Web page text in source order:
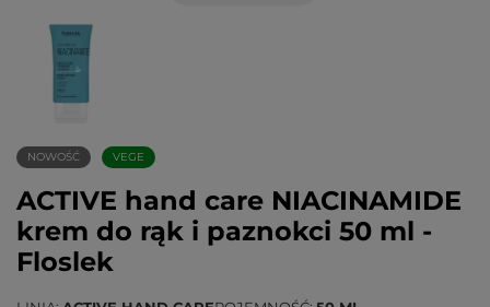
NOWOŚĆ VEGE
ACTIVE hand care NIACINAMIDE
krem do rąk i paznokci 50 ml -
Floslek